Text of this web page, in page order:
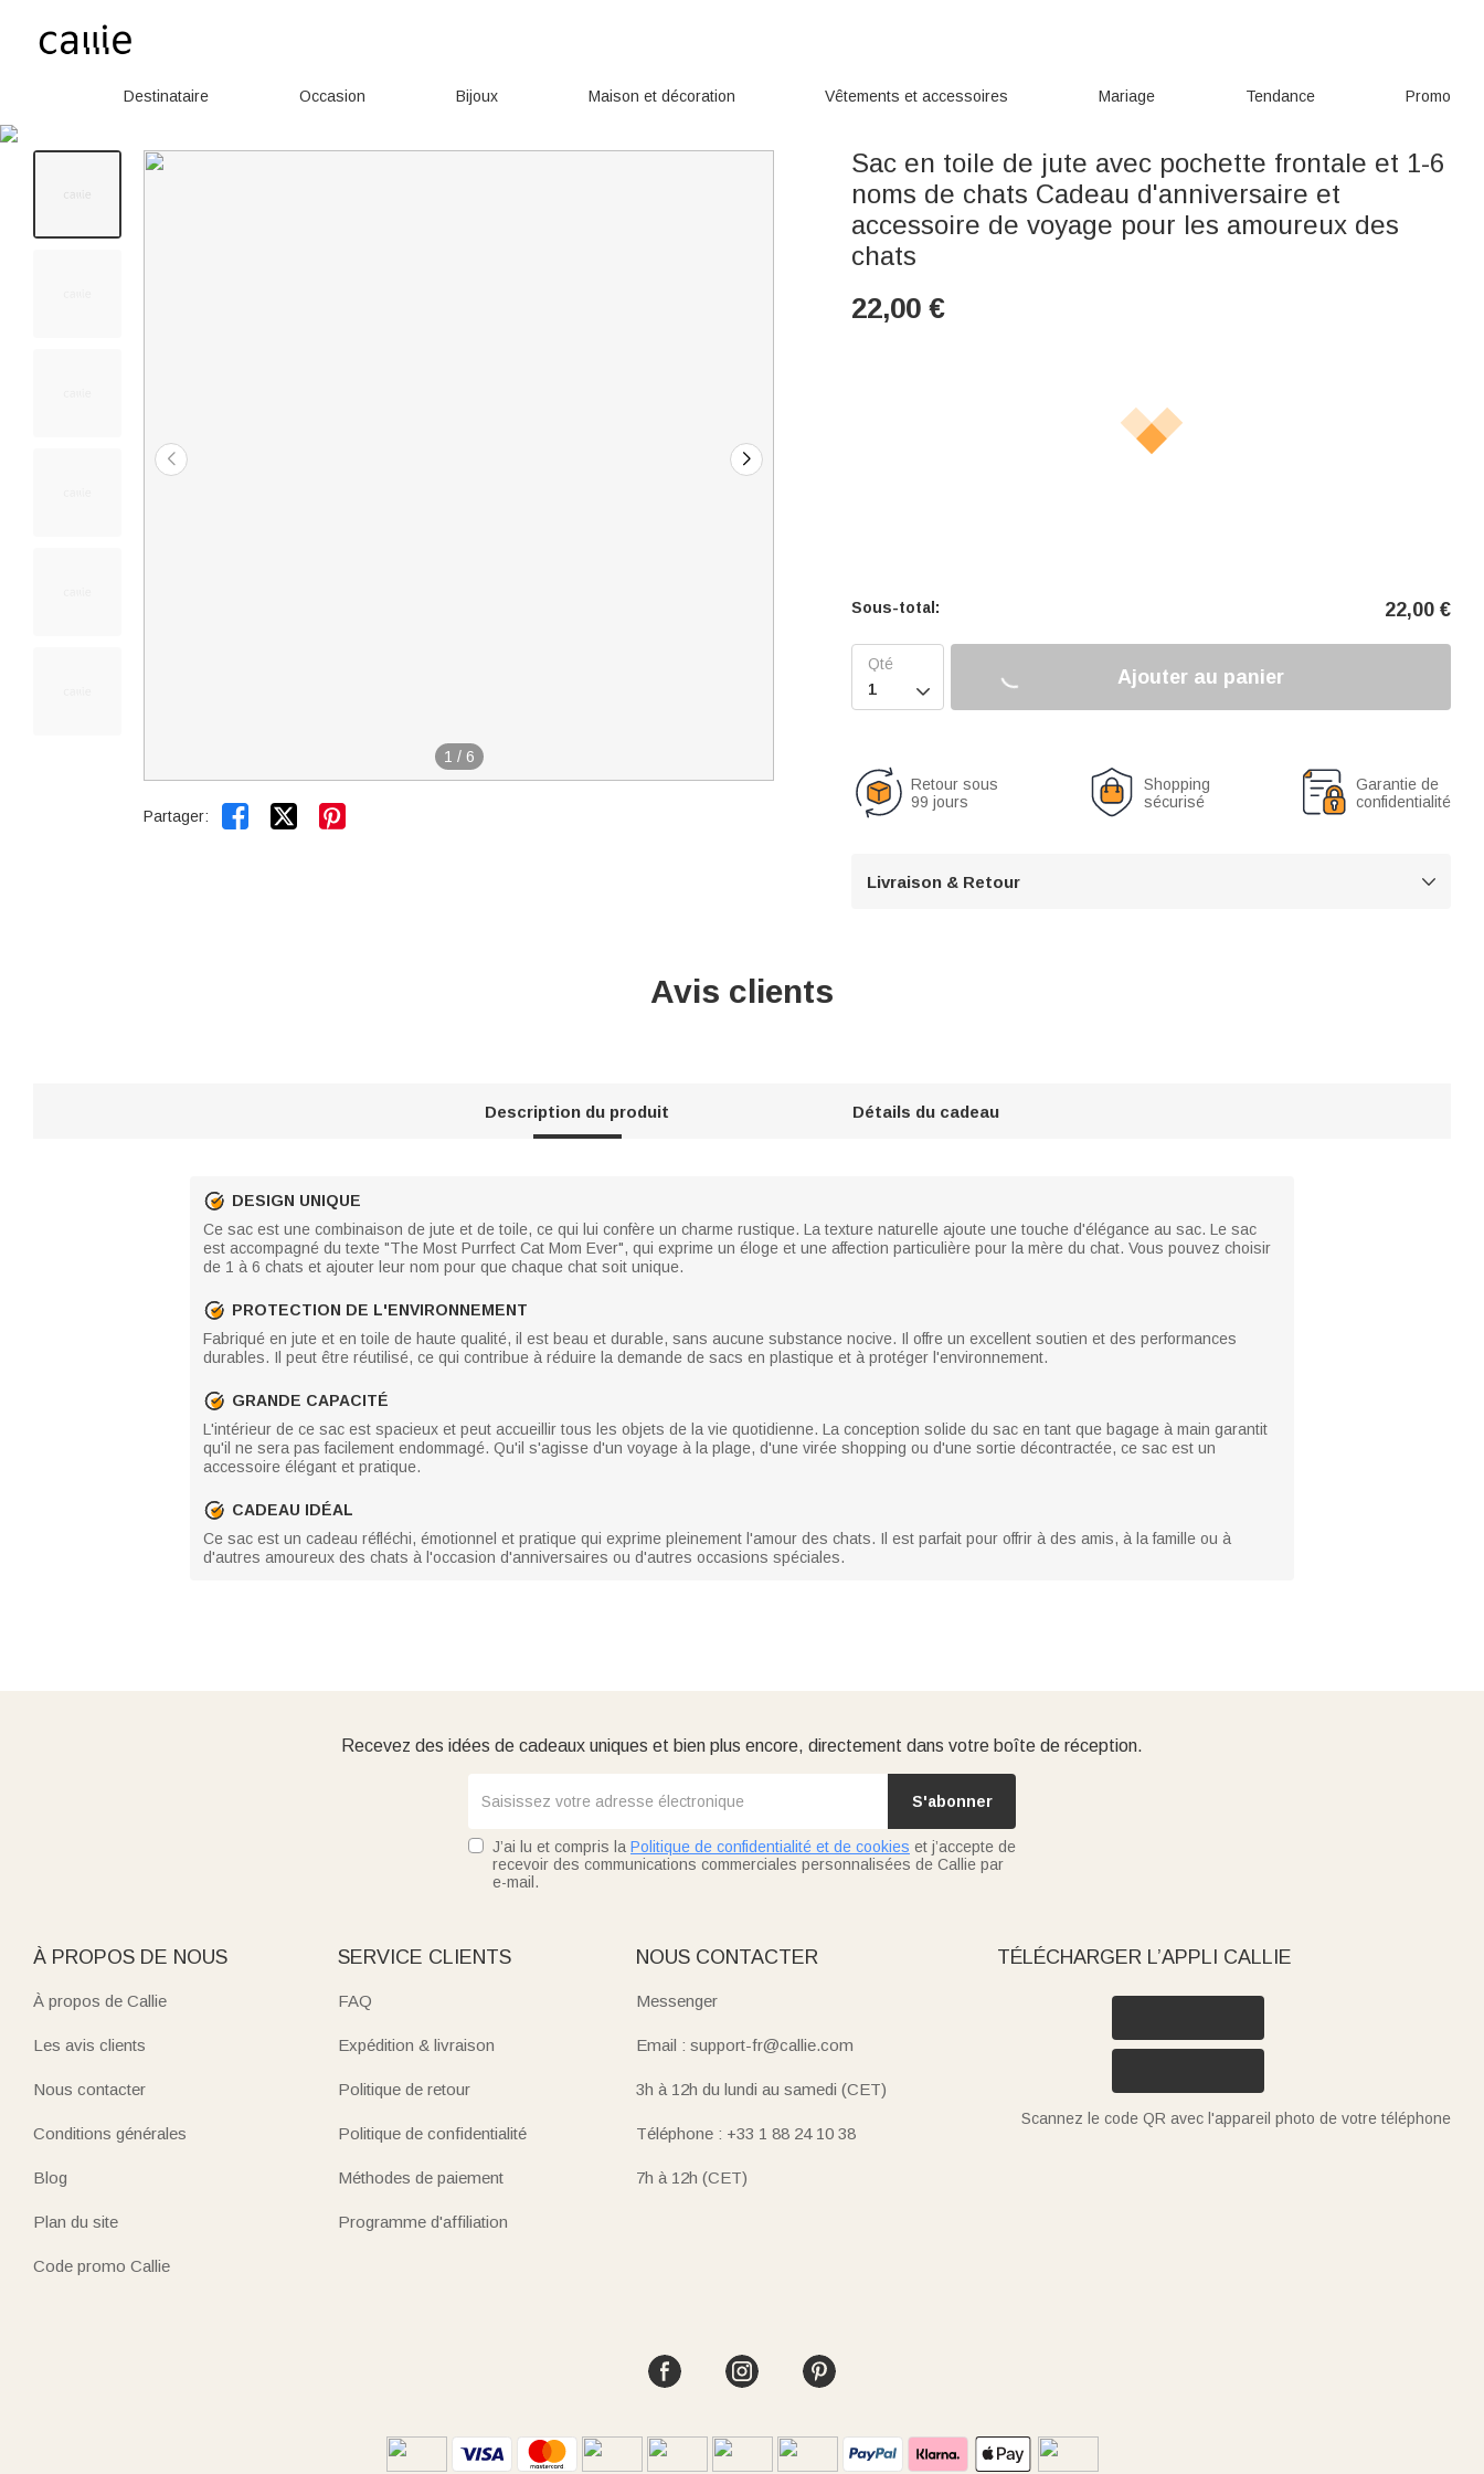
Destinataire Occasion Bijoux Maison et décoration Vêtements et accessoires Mariage Tendance Promo
1 / 6
Partager:  
Sac en toile de jute avec pochette frontale et 1-6
noms de chats Cadeau d'anniversaire et
accessoire de voyage pour les amoureux des
chats
22,00 €
Sous-total: 22,00 €

Ajouter au panier
Retour sous
99 jours
Shopping
sécurisé
Garantie de
confidentialité
Livraison & Retour 
Avis clients
Description du produit Détails du cadeau
DESIGN UNIQUE
Ce sac est une combinaison de jute et de toile, ce qui lui confère un charme rustique. La texture naturelle ajoute une touche d'élégance au sac. Le sac
est accompagné du texte "The Most Purrfect Cat Mom Ever", qui exprime un éloge et une affection particulière pour la mère du chat. Vous pouvez choisir
de 1 à 6 chats et ajouter leur nom pour que chaque chat soit unique.
PROTECTION DE L'ENVIRONNEMENT
Fabriqué en jute et en toile de haute qualité, il est beau et durable, sans aucune substance nocive. Il offre un excellent soutien et des performances
durables. Il peut être réutilisé, ce qui contribue à réduire la demande de sacs en plastique et à protéger l'environnement.
GRANDE CAPACITÉ
L'intérieur de ce sac est spacieux et peut accueillir tous les objets de la vie quotidienne. La conception solide du sac en tant que bagage à main garantit
qu'il ne sera pas facilement endommagé. Qu'il s'agisse d'un voyage à la plage, d'une virée shopping ou d'une sortie décontractée, ce sac est un
accessoire élégant et pratique.
CADEAU IDÉAL
Ce sac est un cadeau réfléchi, émotionnel et pratique qui exprime pleinement l'amour des chats. Il est parfait pour offrir à des amis, à la famille ou à
d'autres amoureux des chats à l'occasion d'anniversaires ou d'autres occasions spéciales.
Recevez des idées de cadeaux uniques et bien plus encore, directement dans votre boîte de réception.
S'abonner
J’ai lu et compris la Politique de confidentialité et de cookies et j’accepte de
recevoir des communications commerciales personnalisées de Callie par
e-mail.
À PROPOS DE NOUS
À propos de Callie
Les avis clients
Nous contacter
Conditions générales
Blog
Plan du site
Code promo Callie
SERVICE CLIENTS
FAQ
Expédition & livraison
Politique de retour
Politique de confidentialité
Méthodes de paiement
Programme d'affiliation
NOUS CONTACTER
Messenger
Email : support-fr@callie.com
3h à 12h du lundi au samedi (CET)
Téléphone : +33 1 88 24 10 38
7h à 12h (CET)
TÉLÉCHARGER L’APPLI CALLIE
Scannez le code QR avec l'appareil photo de votre téléphone